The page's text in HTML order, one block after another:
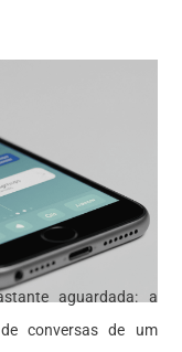
aguardada: a
conversas de um